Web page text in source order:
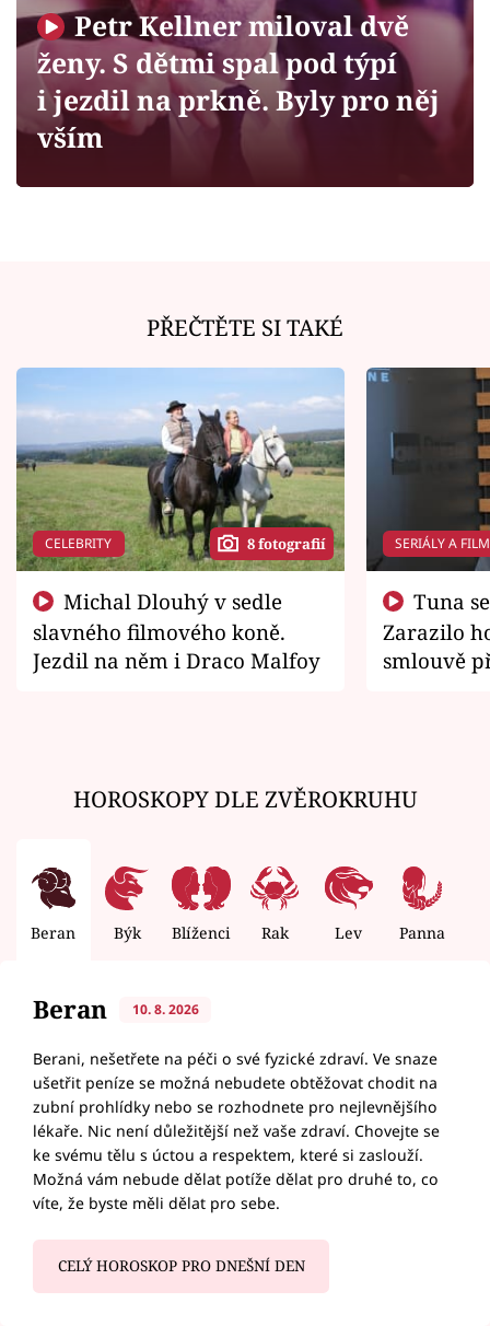
Sledujte prima+
Filmový festival Karlovy Vary
Sledujte nás
Petr Kellner miloval dvě
ženy. S dětmi spal pod týpí
i jezdil na prkně. Byly pro něj
vším
PŘEČTĚTE SI TAKÉ
CELEBRITY 8 fotografií
slavného filmového koně.
Jezdil na něm i Draco Malfoy
SERIÁLY A
Zarazilo
smlouvě
HOROSKOPY DLE ZVĚROKRUHU
Beran Býk Blíženci Rak Lev Panna
Beran 10. 8. 2026
Berani, nešetřete na péči o své fyzické zdraví. Ve snaze
ušetřit peníze se možná nebudete obtěžovat chodit na
zubní prohlídky nebo se rozhodnete pro nejlevnějšího
lékaře. Nic není důležitější než vaše zdraví. Chovejte se
ke svému tělu s úctou a respektem, které si zaslouží.
Možná vám nebude dělat potíže dělat pro druhé to, co
víte, že byste měli dělat pro sebe.
CELÝ HOROSKOP PRO DNEŠNÍ DEN